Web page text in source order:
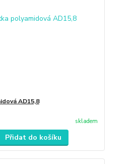
AD15,8
skladem
Přidat do košíku